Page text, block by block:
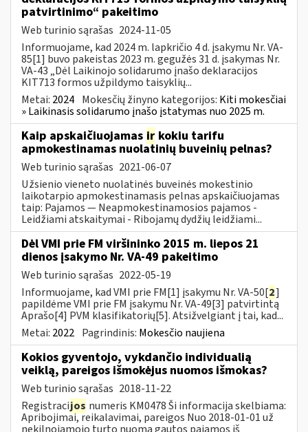
patvirtinimo“ pakeitimo
Web turinio sąrašas 2024-11-05
Informuojame, kad 2024 m. lapkričio 4 d. įsakymu Nr. VA-
85[1] buvo pakeistas 2023 m. gegužės 31 d. įsakymas Nr.
VA-43 „Dėl Laikinojo solidarumo įnašo deklaracijos
KIT713 formos užpildymo taisyklių...
Metai: 2024 Mokesčių žinyno kategorijos: Kiti mokesčiai
» Laikinasis solidarumo įnašo įstatymas nuo 2025 m.
Kaip apskaičiuojamas ir kokiu tarifu
apmokestinamas nuolatinių buveinių pelnas?
Web turinio sąrašas 2021-06-07
Užsienio vieneto nuolatinės buveinės mokestinio
laikotarpio apmokestinamasis pelnas apskaičiuojamas
taip: Pajamos — Neapmokestinamosios pajamos -
Leidžiami atskaitymai - Ribojamų dydžių leidžiami...
Dėl VMI prie FM viršininko 2015 m. liepos 21
dienos įsakymo Nr. VA-49 pakeitimo
Web turinio sąrašas 2022-05-19
Informuojame, kad VMI prie FM[1] įsakymu Nr. VA-50[2]
papildėme VMI prie FM įsakymu Nr. VA-49[3] patvirtintą
Aprašo[4] PVM klasifikatorių[5]. Atsižvelgiant į tai, kad...
Metai: 2022 Pagrindinis: Mokesčio naujiena
Kokios gyventojo, vykdančio individualią
veiklą, pareigos išmokėjus nuomos išmokas?
Web turinio sąrašas 2018-11-22
Registracijos numeris KM0478 Ši informacija skelbiama:
Apribojimai, reikalavimai, pareigos Nuo 2018-01-01 už
nekilnojamojo turto nuomą gautos pajamos iš